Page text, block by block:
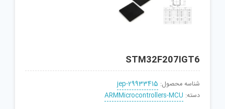
STM32F207IGT6
شناسه محصول: jep-29933415
دسته: ARMMicrocontrollers-MCU